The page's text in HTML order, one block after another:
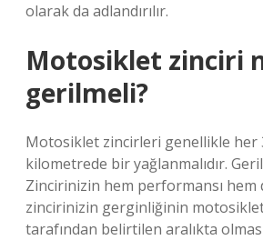
olarak da adlandırılır.
Motosiklet zinciri
gerilmeli?
Motosiklet zincirleri genellikle her
kilometrede bir yağlanmalıdır.
Zincirinizin hem performansı hem
zincirinizin gerginliğinin
tarafından belirtilen aralıkta